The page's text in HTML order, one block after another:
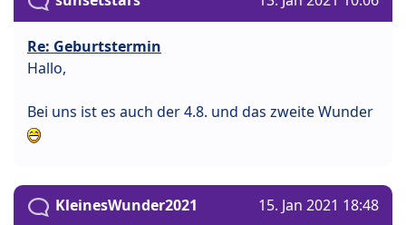
Re: Geburtstermin
Hallo,
Bei uns ist es auch der 4.8. und das zweite Wunder
KleinesWunder2021 15. Jan 2021 18:48